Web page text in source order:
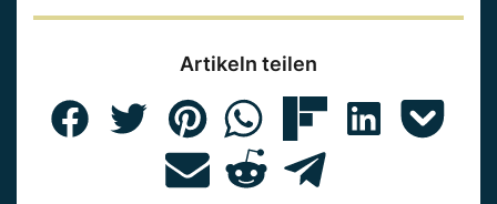
Artikeln teilen